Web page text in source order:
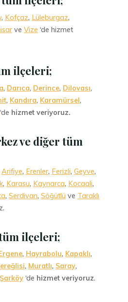
, Kofçaz, Lüleburgaz,
veVize ‘de hizmet
ilçeleri;
, Darıca, Derince, Dilovası,
, Kandıra, Karamürsel,
‘de hizmet veriyoruz.
ve diğer tüm
Arifiye, Erenler, Ferizli,Geyve,
, Karasu, Kaynarca, Kocaali,
,Serdivan,Söğütlü ve Taraklı
ilçeleri;
, Hayrabolu, Kapaklı,
, Muratlı, Saray,
Şarköy ‘de hizmet veriyoruz.